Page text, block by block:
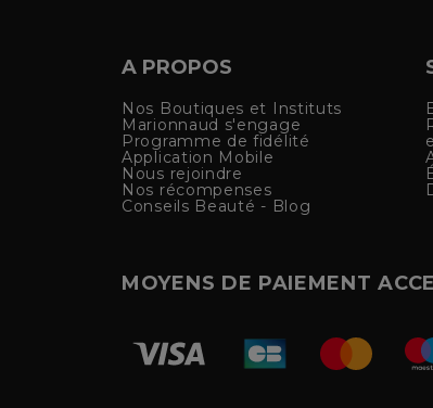
A PROPOS
Nos Boutiques et Instituts
Marionnaud s'engage
Programme de fidélité
Application Mobile
Nous rejoindre
Nos récompenses
Conseils Beauté - Blog
MOYENS DE PAIEMENT